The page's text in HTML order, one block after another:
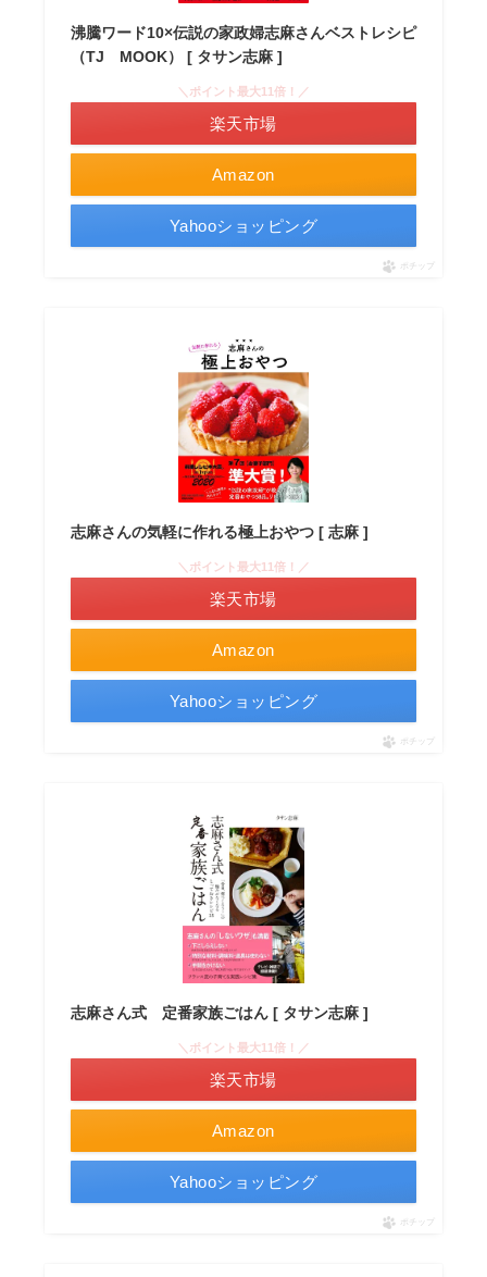
沸騰ワード10×伝説の家政婦志麻さんベストレシピ
（TJ MOOK） [ タサン志麻 ]
Amazon
＼ポイント最大11倍！／
楽天市場
Yahooショッピング
ポチップ
志麻さんの気軽に作れる極上おやつ [ 志麻 ]
Amazon
＼ポイント最大11倍！／
楽天市場
Yahooショッピング
ポチップ
志麻さん式 定番家族ごはん [ タサン志麻 ]
Amazon
＼ポイント最大11倍！／
楽天市場
Yahooショッピング
ポチップ